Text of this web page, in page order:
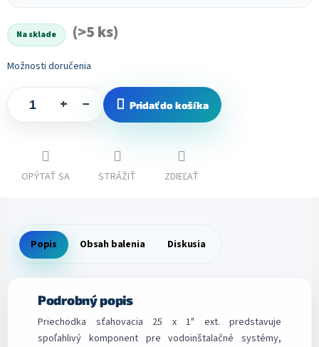
Na sklade
(>5 ks)
Možnosti doručenia
+ − Pridať do košíka
OPÝTAŤ SA STRÁŽIŤ ZDIEĽAŤ
Popis Obsah balenia Diskusia
Podrobný popis
Priechodka sťahovacia 25 x 1" ext. predstavuje
spoľahlivý komponent pre vodoinštalačné systémy,